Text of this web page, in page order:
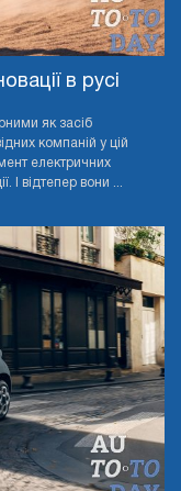
в русі
як засіб
компаній у цій
електричних
І відтепер вони ...